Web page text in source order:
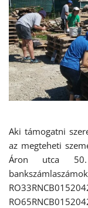
Aki támogatni
az megteheti
Áron utca